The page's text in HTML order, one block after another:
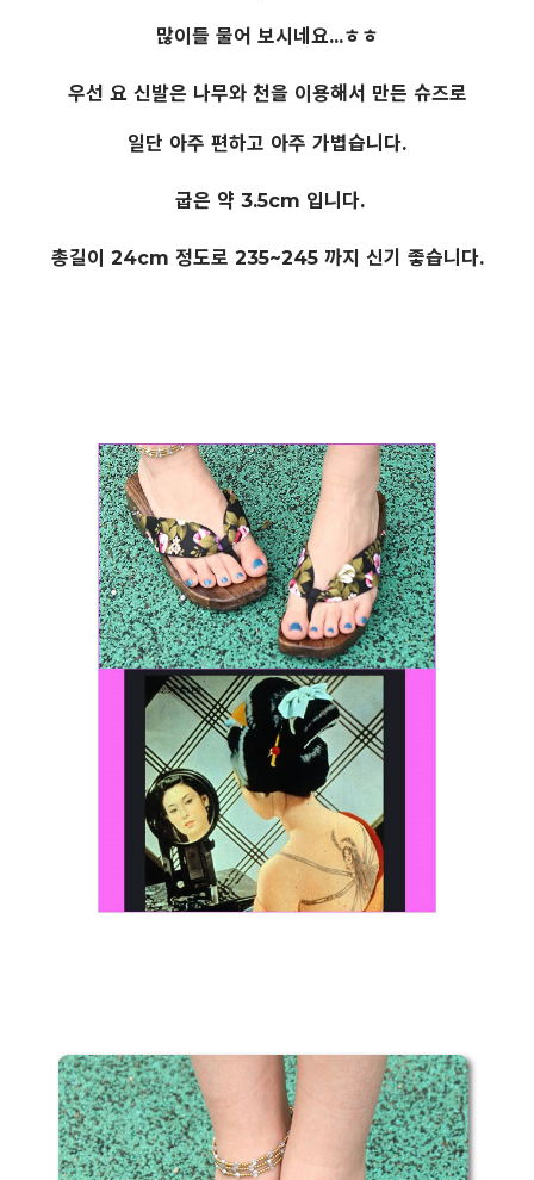
많이들 물어 보시네요...ㅎㅎ
우선 요 신발은 나무와 천을 이용해서 만든 슈즈로
일단 아주 편하고 아주 가볍습니다.
굽은 약 3.5cm 입니다.
총길이 24cm 정도로 235~245 까지 신기 좋습니다.